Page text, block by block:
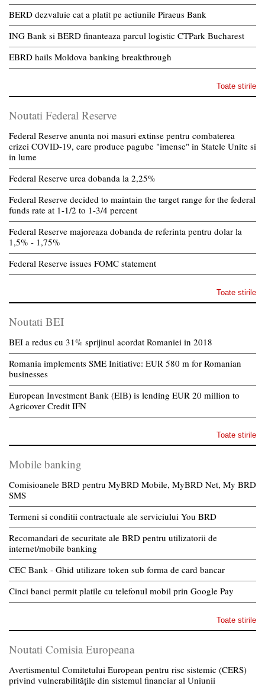
BERD dezvaluie cat a platit pe actiunile Piraeus Bank
ING Bank si BERD finanteaza parcul logistic CTPark Bucharest
EBRD hails Moldova banking breakthrough
Toate stirile
Noutati Federal Reserve
Federal Reserve anunta noi masuri extinse pentru combaterea
crizei COVID-19, care produce pagube "imense" in Statele Unite si
in lume
Federal Reserve urca dobanda la 2,25%
Federal Reserve decided to maintain the target range for the federal
funds rate at 1-1/2 to 1-3/4 percent
Federal Reserve majoreaza dobanda de referinta pentru dolar la
1,5% - 1,75%
Federal Reserve issues FOMC statement
Toate stirile
Noutati BEI
BEI a redus cu 31% sprijinul acordat Romaniei in 2018
Romania implements SME Initiative: EUR 580 m for Romanian
businesses
European Investment Bank (EIB) is lending EUR 20 million to
Agricover Credit IFN
Toate stirile
Mobile banking
Comisioanele BRD pentru MyBRD Mobile, MyBRD Net, My BRD
SMS
Termeni si conditii contractuale ale serviciului You BRD
Recomandari de securitate ale BRD pentru utilizatorii de
internet/mobile banking
CEC Bank - Ghid utilizare token sub forma de card bancar
Cinci banci permit platile cu telefonul mobil prin Google Pay
Toate stirile
Noutati Comisia Europeana
Avertismentul Comitetului European pentru risc sistemic (CERS)
privind vulnerabilitățile din sistemul financiar al Uniunii